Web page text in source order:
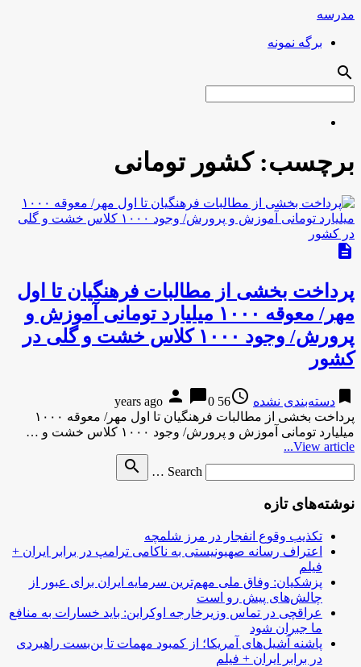
مدرسه
برگه نمونه
search
برچسب:کشور تومانی
description
پرداخت بخشی از مطالبات فرهنگیان تا اول
مهر/ معوقه ۱۰۰۰ میلیارد تومانی آموزش و
پرورش/ وجود ۱۰۰۰ کلاس خشت و گلی در
کشور
bookmark دسته‌بندی نشده access_time
56 years ago
person chat_bubble0
پرداخت بخشی از مطالبات فرهنگیان تا اول مهر/ معوقه ۱۰۰۰
میلیارد تومانی آموزش و پرورش/ وجود ۱۰۰۰ کلاس خشت و …
View article...
Search …
search
نوشته‌های تازه
تکذیب وقوع انفجار در مرز شلمچه
اعتراف رسانه صهیونیستی به ناکامی ترامپ در برابر ایران +
فیلم
پزشکیان: وفاق ملی مهم‌ترین سرمایه ایران برای عبور از
چالش‌های پیش رو است
عراقچی در تماس وزیرخارجه اوکراین: باید خسارات به منافع
ما جبران شود
پاشنه آشیل‌های آمریکا؛ از کمبود مهمات تا بن‌بست راهبردی
در برابر ایران + فیلم